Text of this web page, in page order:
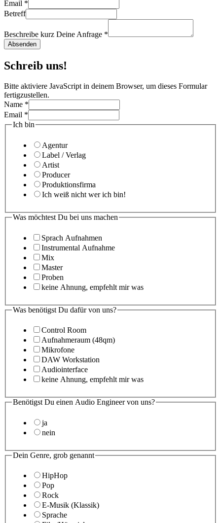
Email *
Betreff
Beschreibe kurz Deine Anfrage *
Absenden
Schreib uns!
Bitte aktiviere JavaScript in deinem Browser, um dieses Formular
fertigzustellen.
Name *
Email *
Ich bin
Agentur
Label / Verlag
Artist
Producer
Produktionsfirma
Ich weiß nicht wer ich bin!
Was möchtest Du bei uns machen
Sprach Aufnahmen
Instrumental Aufnahme
Mix
Master
Proben
keine Ahnung, empfehlt mir was
Was benötigst Du dafür von uns?
Control Room
Aufnahmeraum (48qm)
Mikrofone
DAW Workstation
Audiointerface
keine Ahnung, empfehlt mir was
Benötigst Du einen Audio Engineer von uns?
ja
nein
Dein Genre, grob genannt
HipHop
Pop
Rock
E-Musik (Klassik)
Sprache